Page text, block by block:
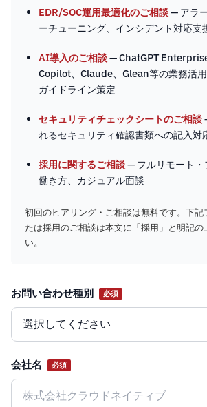
EDR/SOC運用最適化のご相談— アラ
ーチューニング、インシデント対応支
AI導入のご相談— ChatGPT
Copilot、Claude、Glean等の業務活
ガイドライン策定
セキュリティチェックシートのご相談
れるセキュリティ確認書類への記入対
採用に関するご相談— フルリモート
働き方、カジュアル面談
初回のヒアリング・ご相談は無料です。下記
たは採用のご相談は本文に「採用」と明記の
い。
Website
お問い合わせ種別 必須
会社名 必須